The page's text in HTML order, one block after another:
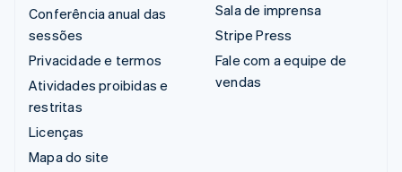
Conferência anual das
sessões
Privacidade e termos
Atividades proibidas e
restritas
Licenças
Mapa do site
Sala de imprensa
Stripe Press
Fale com a equipe de
vendas